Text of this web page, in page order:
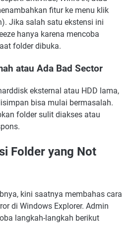
fitur ke menu klik
Jika salah satu ekstensi ini
hanya karena mencoba
folder dibuka.
atau Ada Bad Sector
eksternal atau HDD lama,
bisa mulai bermasalah.
folder sulit diakses atau
Folder yang Not
kini saatnya membahas cara
di Windows Explorer. Admin
langkah-langkah berikut